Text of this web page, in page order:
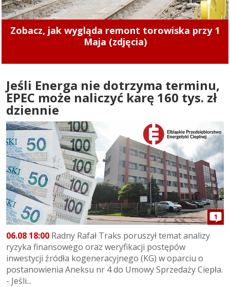
Zmiany cen ciepła w Elblągu. Nowe stawki
zaczęły obowiązywać od 1 sierpnia 2026 r.
Jeśli Energa nie dotrzyma terminu,
EPEC może naliczyć karę 160 tys. zł
dziennie
1
06.08 18:00 Radny Rafał Traks poruszył temat analizy
ryzyka finansowego oraz weryfikacji postępów
inwestycji źródła kogeneracyjnego (KG) w oparciu o
postanowienia Aneksu nr 4 do Umowy Sprzedaży Ciepła.
- Jeśli...